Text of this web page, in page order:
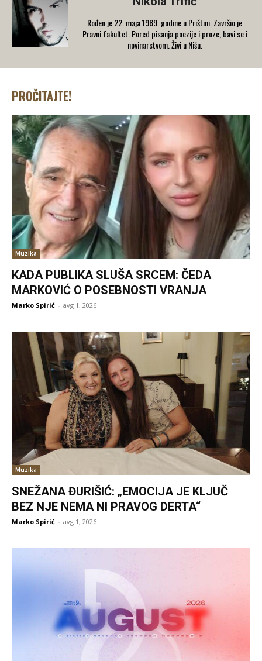
Rođen je 22. maja 1989. godine u Prištini. Završio je
Pravni fakultet. Pored pisanja poezije i proze, bavi se i
novinarstvom. Živi u Nišu.
PROČITAJTE!
Muzika
KADA PUBLIKA SLUŠA SRCEM: ČEDA
MARKOVIĆ O POSEBNOSTI VRANJA
Marko Spirić - avg 1, 2026
Muzika
SNEŽANA ĐURIŠIĆ: „EMOCIJA JE KLJUČ
BEZ NJE NEMA NI PRAVOG DERTA“
Marko Spirić - avg 1, 2026